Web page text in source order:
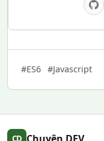
#ES6 #Javascript
CD